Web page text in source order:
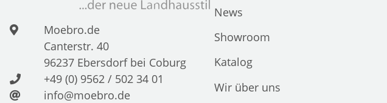
Moebro.de
Canterstr. 40
96237 Ebersdorf bei Coburg
+49 (0) 9562 / 502 34 01
info@moebro.de
News
Showroom
Katalog
Wir über uns